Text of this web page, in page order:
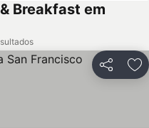
Breakfast em
Partilhar